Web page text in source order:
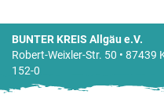
BUNTER KREIS Allgäu e.V.
Robert-Weixler-Str. 50 • 87439
152-0
Bankverbindung:
Sparkasse